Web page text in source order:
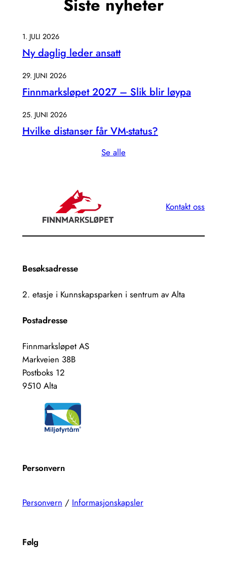
1. JULI 2026
Ny daglig leder ansatt
29. JUNI 2026
Finnmarksløpet 2027 – Slik blir løypa
25. JUNI 2026
Hvilke distanser får VM-status?
Se alle
Kontakt oss
Besøksadresse
2. etasje i Kunnskapsparken i sentrum av Alta
Postadresse
Finnmarksløpet AS
Markveien 38B
Postboks 12
9510 Alta
Personvern
Personvern / Informasjonskapsler
Følg